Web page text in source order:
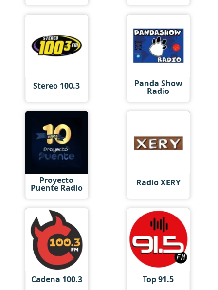
Stereo 100.3 Panda Show
Radio
Proyecto
Puente Radio Radio XERY
Cadena 100.3 Top 91.5